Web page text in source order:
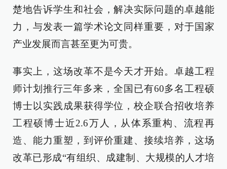
楚地告诉学生和社会，解决实际问题的卓越能
力，与发表一篇学术论文同样重要，对于国家
产业发展而言甚至更为可贵。
事实上，这场改革不是今天才开始。卓越工程
师计划推行三年多来，全国已有60多名工程硕
博士以实践成果获得学位，校企联合招收培养
工程硕博士近2.6万人，从体系重构、流程再
造、能力重塑，到评价重建、接续培养，这场
改革已形成“有组织、成建制、大规模的人才培